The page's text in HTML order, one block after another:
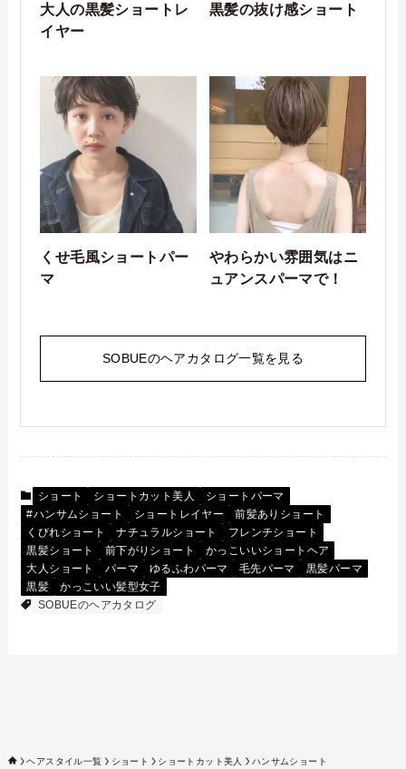
大人の黒髪ショートレ
イヤー
黒髪の抜け感ショート
くせ毛風ショートパー
マ
やわらかい雰囲気はニ
ュアンスパーマで！
SOBUEのヘアカタログ一覧を見る
ショート ショートカット美人
ショートパーマ
#ハンサムショート
ショートレイヤー
前髪ありショート
くびれショート
ナチュラルショート
フレンチショート
黒髪ショート
前下がりショート
かっこいいショートヘア
大人ショート
パーマ ゆるふわパーマ 毛先パーマ
黒髪パーマ
黒髪
かっこいい髪型女子
SOBUEのヘアカタログ
ヘアスタイル一覧 ショート ショートカット美人 ハンサムショート